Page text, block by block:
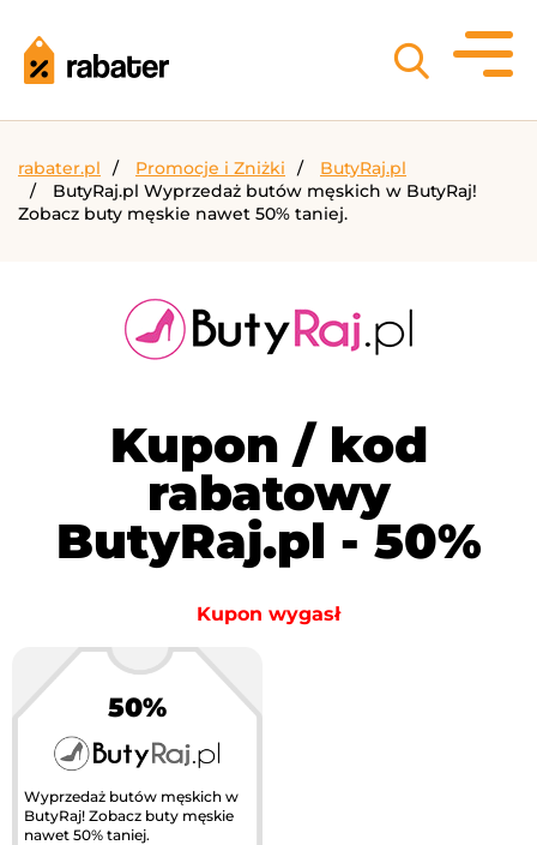
rabater.pl Promocje i Zniżki
ButyRaj.pl
ButyRaj.pl Wyprzedaż butów męskich w ButyRaj!
Zobacz buty męskie nawet 50% taniej.
Kupon / kod
rabatowy
ButyRaj.pl - 50%
Kupon wygasł
50%
Wyprzedaż butów męskich w
ButyRaj! Zobacz buty męskie
nawet 50% taniej.